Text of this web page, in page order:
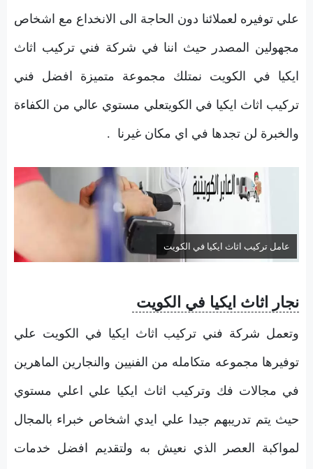
علي توفيره لعملائنا دون الحاجة الى الانخداع مع اشخاص
مجهولين المصدر حيث اننا في شركة فني تركيب اثاث
ايكيا في الكويت نمتلك مجموعة متميزة افضل فني
تركيب اثاث ايكيا في الكويتعلي مستوي عالي من الكفاءة
والخبرة لن تجدها في اي مكان غيرنا .
عامل تركيب اثاث ايكيا في الكويت
نجار اثاث ايكيا في الكويت
وتعمل شركة فني تركيب اثاث ايكيا في الكويت علي
توفيرها مجموعه متكامله من الفنيين والنجارين الماهرين
في مجالات فك وتركيب اثاث ايكيا علي اعلي مستوي
حيث يتم تدريبهم جيدا علي ايدي اشخاص خبراء بالمجال
لمواكبة العصر الذي نعيش به ولتقديم افضل خدمات